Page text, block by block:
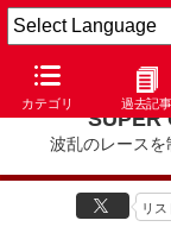
カテゴリ 過去記事
SUPER
波乱のレース
リス